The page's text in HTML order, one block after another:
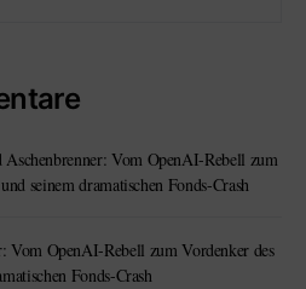
Aschenbrenner: Vom OpenAI-Rebell zum
seinem dramatischen Fonds-Crash
Vom OpenAI-Rebell zum Vordenker des
Fonds-Crash